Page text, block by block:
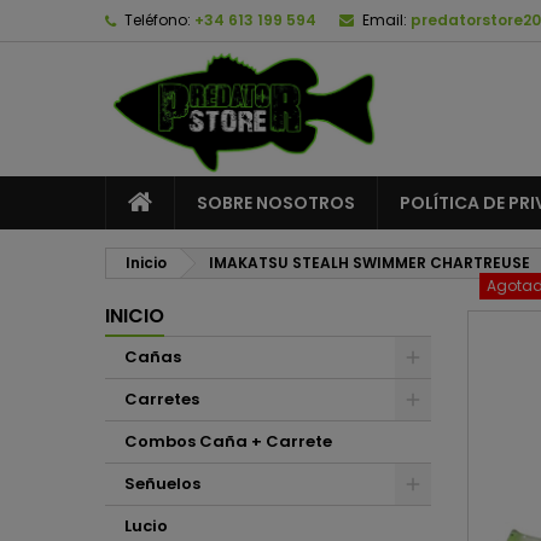
Teléfono: +34 613 199 594 Email:
SOBRE NOSOTROS POLÍTICA DE
Inicio IMAKATSU STEALH SWIMMER CHARTREUSE
INICIO
Cañas
Carretes
Combos Caña + Carrete
Señuelos
Lucio